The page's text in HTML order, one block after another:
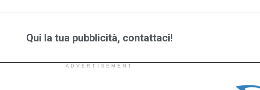
Qui la tua pubblicità, contattaci!
ADVERTISEMENT